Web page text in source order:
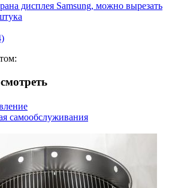
дисплея Samsung, можно вырезать
самообслуживания